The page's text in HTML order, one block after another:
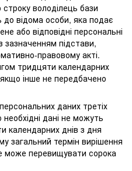
володілець бази
відома особи, яка подає
або відповідні персональні
зазначенням підстави,
правовому акті.
тридцяти календарних
інше не передбачено
даних третіх
дані не можуть
календарних днів з дня
загальний термін вирішення
може перевищувати сорока